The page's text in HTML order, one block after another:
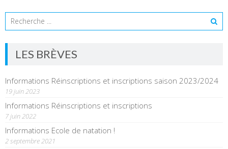
LES BRÈVES
Informations Réinscriptions et inscriptions saison 2023/2024
19 juin 2023
Informations Réinscriptions et inscriptions
7 juin 2022
Informations Ecole de natation !
2 septembre 2021